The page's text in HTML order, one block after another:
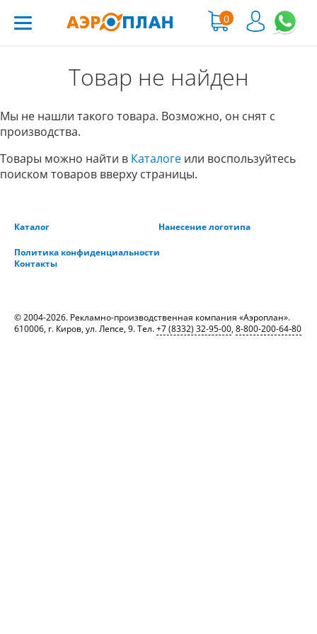
0
Товар не найден
Мы не нашли такого товара. Возможно, он снят с
производства.
Товары можно найти в Каталоге или воспользуйтесь
поиском товаров вверху страницы.
Каталог Нанесение логотипа
Политика конфиденциальности
Контакты
© 2004-2026. Рекламно-производственная компания «Аэроплан».
610006, г. Киров, ул. Лепсе, 9. Тел.+7 (8332) 32-95-00,8-800-200-64-80